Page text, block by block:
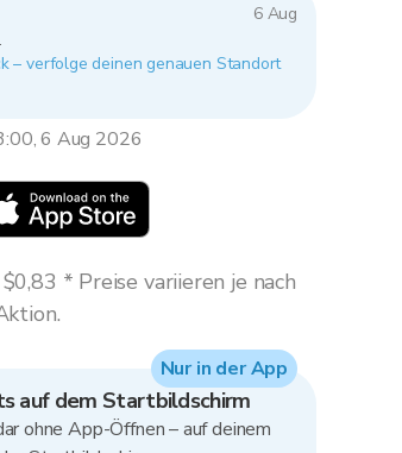
6 Aug
– verfolge deinen genauen Standort
6 Aug 2026
* Preise variieren je nach
auf dem Startbildschirm
ohne App-Öffnen – auf deinem
Nur in der App